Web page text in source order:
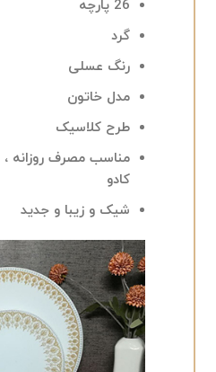
26 پارچه
گرد
رنگ عسلی
مدل خاتون
طرح کلاسیک
مناسب مصرف روزانه ،
کادو
شیک و زیبا و جدید